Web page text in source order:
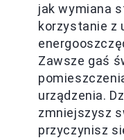
jak wymiana
korzystanie z
Zawsze gaś
urządzenia.
zmniejszysz
przyczynisz